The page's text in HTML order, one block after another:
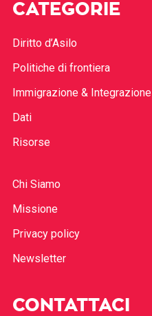
CATEGORIE
Diritto d’Asilo
Politiche di frontiera
Immigrazione & Integrazione
Dati
Risorse
Chi Siamo
Missione
Privacy policy
Newsletter
CONTATTACI